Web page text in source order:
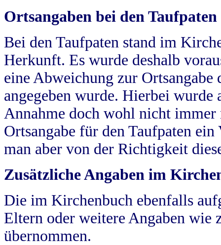
Ortsangaben bei den Taufpaten
Bei den Taufpaten stand im
Herkunft. Es wurde deshalb
eine Abweichung zur
angegeben wurde. Hierbei wurde
Annahme doch wohl nicht
Ortsangabe für den Taufpaten
man aber von der Richtigkeit
Zusätzliche Angaben im
Die im Kirchenbuch ebenfalls
Eltern oder weitere Angaben wie
übernommen.